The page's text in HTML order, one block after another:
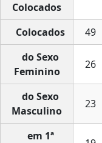
Colocados
Colocados
49
do Sexo
Feminino
26
do Sexo
Masculino
23
em 1ª